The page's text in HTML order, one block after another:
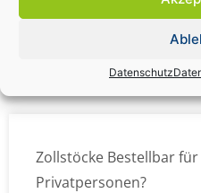
Datenschutz
Zollstock
Zollstöcke Bestellbar
Privatpersonen?